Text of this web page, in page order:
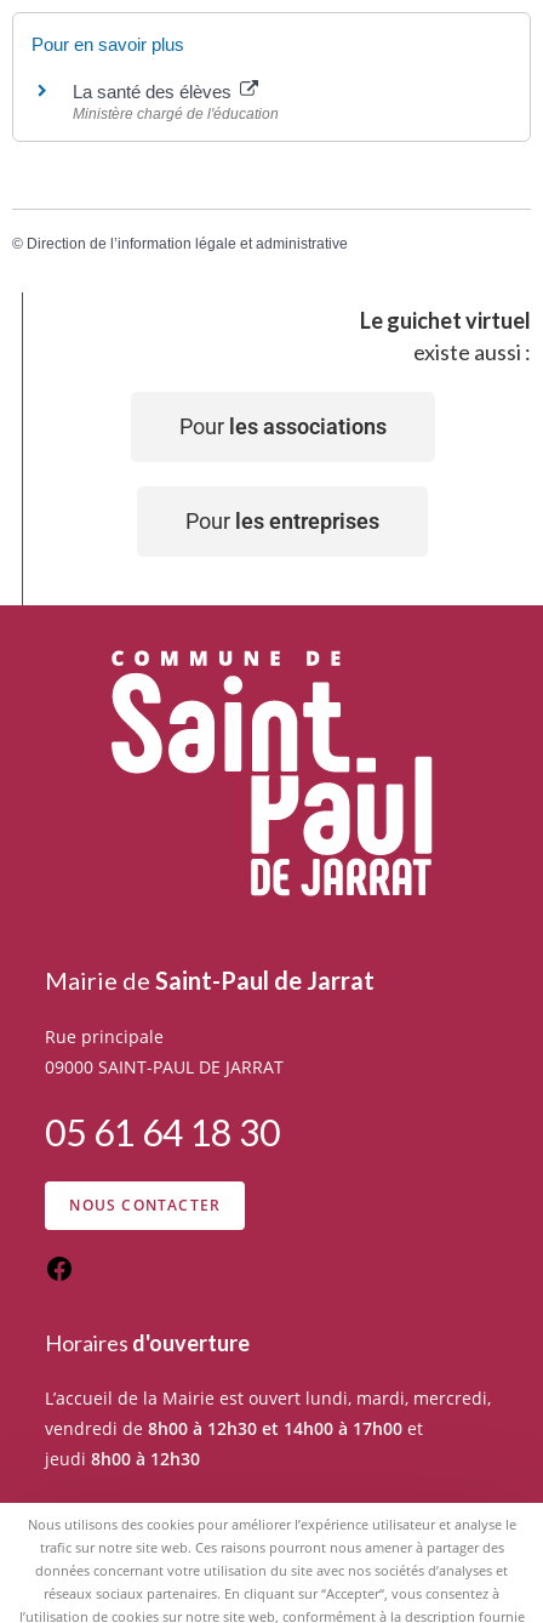
Pour en savoir plus
La santé des élèves
Ministère chargé de l'éducation
© Direction de l’information légale et administrative
Le guichet virtuel
existe aussi :
Pour les associations
Pour les entreprises
Mairie deSaint-Paul de Jarrat
Rue principale
09000 SAINT-PAUL DE JARRAT
05 61 64 18 30
NOUS CONTACTER
Horaires d'ouverture
L’accueil de la Mairie est ouvert lundi, mardi, mercredi,
vendredi de8h00 à 12h30 et 14h00 à 17h00 et
jeudi8h00 à 12h30
Pour tout rendez-vous avec un élu du Conseil
municipal, merci de prendre RDV auprès de l’accueil de
la Mairie.
Nous utilisons des cookies pour améliorer l’expérience utilisateur et analyse le
trafic sur notre site web. Ces raisons pourront nous amener à partager des
données concernant votre utilisation du site avec nos sociétés d’analyses et
réseaux sociaux partenaires. En cliquant sur “Accepter“, vous consentez à
l’utilisation de cookies sur notre site web, conformément à la description fournie